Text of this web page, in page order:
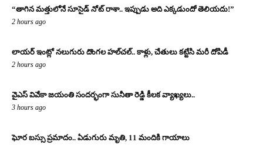
“తాగిన మత్తులోనే సూసైడ్ నోట్ రాశా.. ఇప్పుడు అది ఎక్కడుందో తెలియదు!”
2 hours ago
లాయర్ ఇంట్లో నలుగురు దొంగల హల్‌చల్.. కాళ్లు, చేతులు కట్టేసి మరీ దోపిడీ
2 hours ago
వైఎస్ వివేకా జయంతి సందర్భంగా సునీతా రెడ్డి కీలక వ్యాఖ్యలు..
3 hours ago
ఘోర బస్సు ప్రమాదం.. ఏడుగురు మృతి, 11 మందికి గాయాలు